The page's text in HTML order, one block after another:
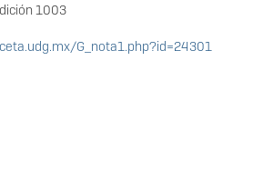
1003
G_nota1.php?id=24301